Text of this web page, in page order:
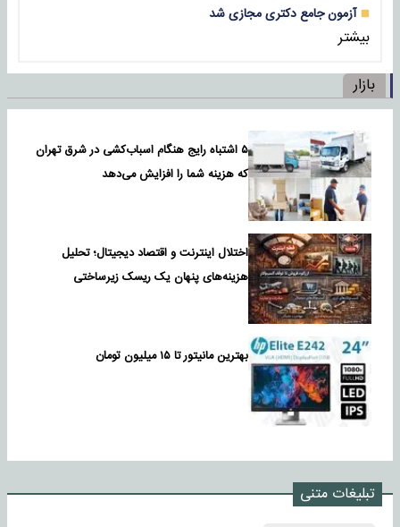
آزمون جامع دکتری مجازی شد
بیشتر
بازار
۵ اشتباه رایج هنگام اسباب‌کشی در شرق تهران
که هزینه شما را افزایش می‌دهد
اختلال اینترنت و اقتصاد دیجیتال؛ تحلیل
هزینه‌های پنهان یک ریسک زیرساختی
بهترین مانیتور تا ۱۵ میلیون تومان
تبلیغات متنی